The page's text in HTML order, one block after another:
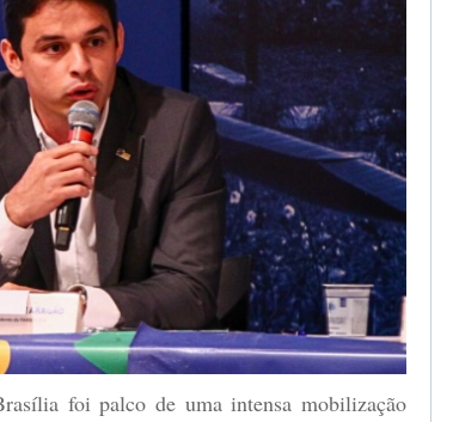
foi palco de uma intensa mobilização